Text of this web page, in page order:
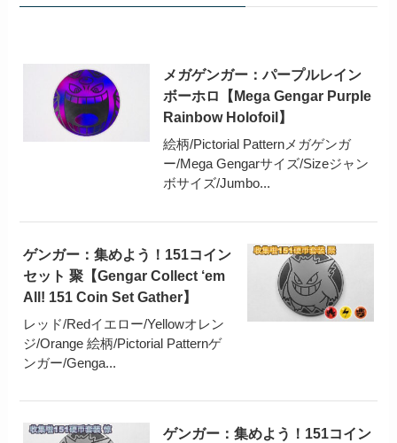
メガゲンガー：パープルレイン
ボーホロ【Mega Gengar Purple
Rainbow Holofoil】
絵柄/Pictorial Patternメガゲンガ
ー/Mega Gengarサイズ/Sizeジャン
ボサイズ/Jumbo...
ゲンガー：集めよう！151コイン
セット 聚【Gengar Collect ‘em
All! 151 Coin Set Gather】
レッド/Redイエロー/Yellowオレン
ジ/Orange 絵柄/Pictorial Patternゲ
ンガー/Genga...
ゲンガー：集めよう！151コイン